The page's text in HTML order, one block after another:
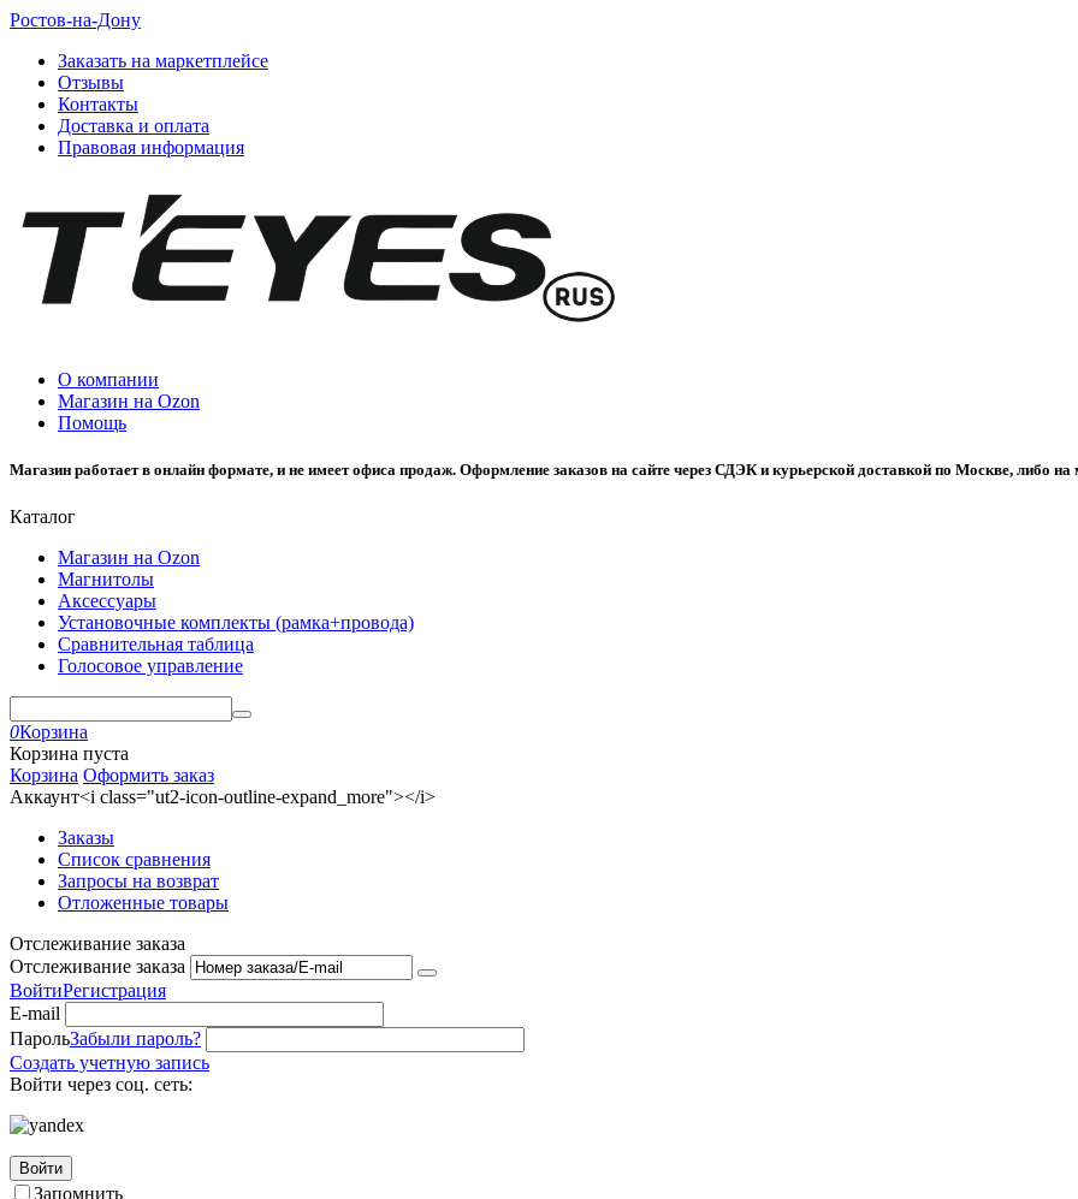
Ростов-на-Дону
Заказать на маркетплейсе
Отзывы
Контакты
Доставка и оплата
Правовая информация
О компании
Магазин на Ozon
Помощь
Магазин работает в онлайн формате, и не имеет офиса продаж. Оформление заказов на сайте через СДЭК и курьерской доставкой по Москве, либо на
Каталог
Магазин на Ozon
Магнитолы
Аксессуары
Установочные комплекты (рамка+провода)
Сравнительная таблица
Голосовое управление
0Корзина
Корзина пуста
Корзина Оформить заказ
Аккаунт<i class="ut2-icon-outline-expand_more"></i>
Заказы
Список сравнения
Запросы на возврат
Отложенные товары
Отслеживание заказа
Отслеживание заказа
ВойтиРегистрация
E-mail
ПарольЗабыли пароль?
Создать учетную запись
Войти через соц. сеть:
Войти
Запомнить